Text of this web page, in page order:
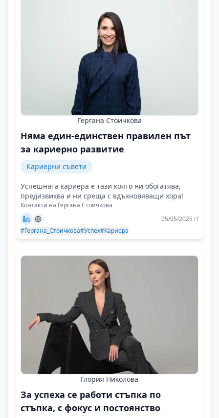
Гергана Стоичкова
Няма един-единствен правилен път
за кариерно развитие
Кариерни съвети
Успешната кариера е тази която ни обогатява,
предизвиква и ни среща с вдъхновяващи хора!
Контакти на Гергана Стоичкова
05/05/2025 г/
#Гергана_Стоичкова#Успех#Кариера
Глория Николова
За успеха се работи стъпка по
стъпка, с фокус и постоянство